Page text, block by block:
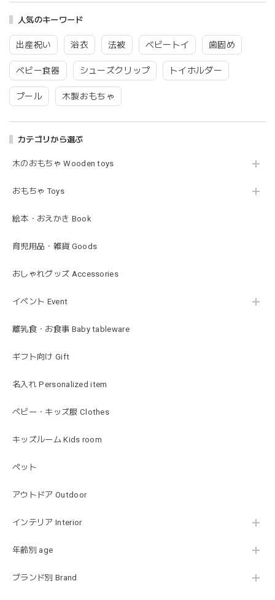
人気のキーワード
出産祝い 浴衣 法被 ベビートイ 歯固め
ベビー食器 シューズクリップ トイホルダー
プール 木製おもちゃ
カテゴリから選ぶ
木のおもちゃ Wooden toys
おもちゃ Toys
絵本・おえかき Book
育児用品・雑貨 Goods
おしゃれグッズ Accessories
イベント Event
離乳食・お食事 Baby tableware
ギフト向け Gift
名入れ Personalized item
ベビー・キッズ服 Clothes
キッズルーム Kids room
ペット
アウトドア Outdoor
インテリア Interior
年齢別 age
ブランド別 Brand
gray
2026/03/26
グレーを購入しました！手持ちのビブより少し小さい作りで
したがかわいいので問題なし^ ^ありがとうございました♡
2026/02/21
この度は迅速丁寧な対応をありがとうございました(^^) 梱包
2026/01/17
出産祝いで渡しました。友人がとても喜んでおりました！可
可愛いファーストトイが届きました！ ありがとうございま